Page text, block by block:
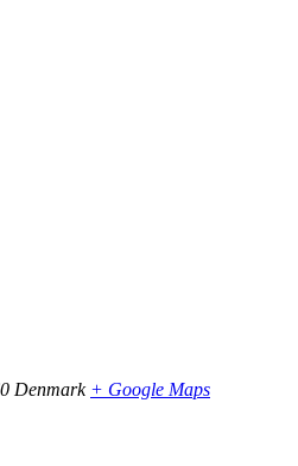
Denmark + Google Maps